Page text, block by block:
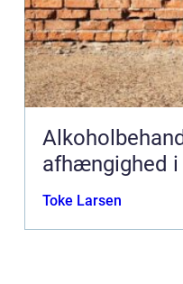
afhængighed i
Toke Larsen